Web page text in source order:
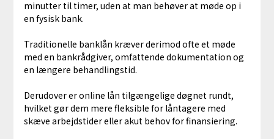
minutter til timer, uden at man behøver at møde op i
en fysisk bank.
Traditionelle banklån kræver derimod ofte et møde
med en bankrådgiver, omfattende dokumentation og
en længere behandlingstid.
Derudover er online lån tilgængelige døgnet rundt,
hvilket gør dem mere fleksible for låntagere med
skæve arbejdstider eller akut behov for finansiering.